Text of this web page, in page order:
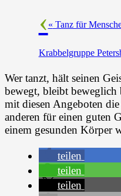
« Tanz für
Krabbelgruppe
Wer tanzt, hält seinen
bewegt, bleibt
mit diesen Angeboten
anderen für einen guten
einem gesunden Körper
teilen
teilen
teilen